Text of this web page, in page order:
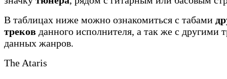
В таблицах ниже можно ознакомиться с табами
треков данного исполнителя, а так же с другими
данных жанров.
The Ataris